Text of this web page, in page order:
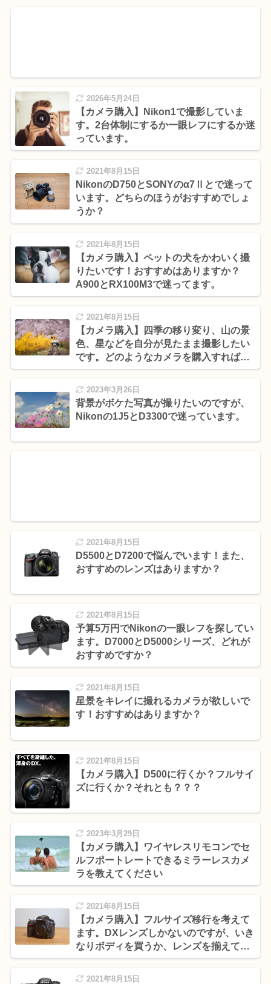
2026年5月24日
【カメラ購入】Nikon1で撮影していま
す。2台体制にするか一眼レフにするか迷
っています。
2021年8月15日
NikonのD750とSONYのα7Ⅱとで迷って
います。どちらのほうがおすすめでしょ
うか？
2021年8月15日
【カメラ購入】ペットの犬をかわいく撮
りたいです！おすすめはありますか？
A900とRX100M3で迷ってます。
2021年8月15日
【カメラ購入】四季の移り変り、山の景
色、星などを自分が見たまま撮影したい
です。どのようなカメラを購入すればい
いでしょうか？
2023年3月26日
背景がボケた写真が撮りたいのですが、
Nikonの1J5とD3300で迷っています。
2021年8月15日
D5500とD7200で悩んでいます！また、
おすすめのレンズはありますか？
2021年8月15日
予算5万円でNikonの一眼レフを探してい
ます。D7000とD5000シリーズ、どれが
おすすめですか？
2021年8月15日
星景をキレイに撮れるカメラが欲しいで
す！おすすめはありますか？
2021年8月15日
【カメラ購入】D500に行くか？フルサイ
ズに行くか？それとも？？？
2023年3月29日
【カメラ購入】ワイヤレスリモコンでセ
ルフポートレートできるミラーレスカメ
ラを教えてください
2021年8月15日
【カメラ購入】フルサイズ移行を考えて
ます。DXレンズしかないのですが、いき
なりボディを買うか、レンズを揃えてか
ら移行するか悩んでます。
2021年8月15日